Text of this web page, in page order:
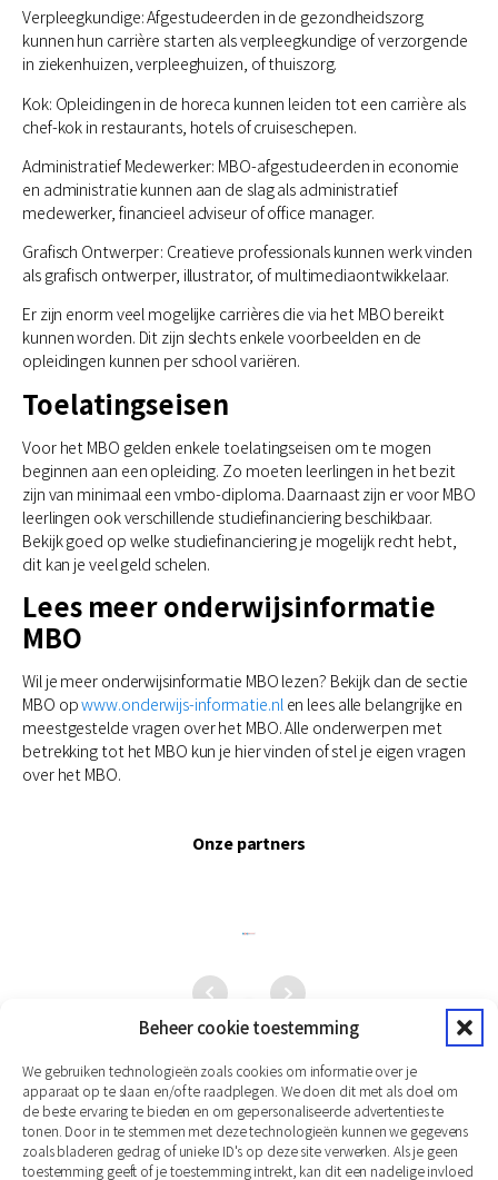
Beheer cookie toestemming
We gebruiken technologieën zoals cookies om informatie over je
apparaat op te slaan en/of te raadplegen. We doen dit met als doel om
de beste ervaring te bieden en om gepersonaliseerde advertenties te
tonen. Door in te stemmen met deze technologieën kunnen we gegevens
zoals bladeren gedrag of unieke ID's op deze site verwerken. Als je geen
toestemming geeft of je toestemming intrekt, kan dit een nadelige invloed
Verpleegkundige: Afgestudeerden in de gezondheidszorg
kunnen hun carrière starten als verpleegkundige of verzorgende
in ziekenhuizen, verpleeghuizen, of thuiszorg.
Kok: Opleidingen in de horeca kunnen leiden tot een carrière als
chef-kok in restaurants, hotels of cruiseschepen.
Administratief Medewerker: MBO-afgestudeerden in economie
en administratie kunnen aan de slag als administratief
medewerker, financieel adviseur of office manager.
Grafisch Ontwerper: Creatieve professionals kunnen werk vinden
als grafisch ontwerper, illustrator, of multimediaontwikkelaar.
Er zijn enorm veel mogelijke carrières die via het MBO bereikt
kunnen worden. Dit zijn slechts enkele voorbeelden en de
opleidingen kunnen per school variëren.
Toelatingseisen
Voor het MBO gelden enkele toelatingseisen om te mogen
beginnen aan een opleiding. Zo moeten leerlingen in het bezit
zijn van minimaal een vmbo-diploma. Daarnaast zijn er voor MBO
leerlingen ook verschillende studiefinanciering beschikbaar.
Bekijk goed op welke studiefinanciering je mogelijk recht hebt,
dit kan je veel geld schelen.
Lees meer onderwijsinformatie
MBO
Wil je meer onderwijsinformatie MBO lezen? Bekijk dan de sectie
MBO opwww.onderwijs-informatie.nlen lees alle belangrijke en
meestgestelde vragen over het MBO. Alle onderwerpen met
betrekking tot het MBO kun je hier vinden of stel je eigen vragen
over het MBO.
Onze partners